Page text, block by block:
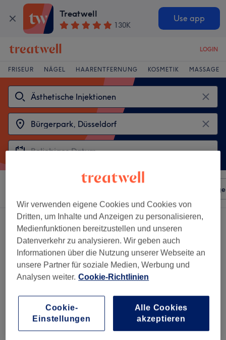
Treatwell
130K
Use app
LOGIN
FRISEUR NÄGEL HAARENTFERNUNG KOSMETIK MASSAGE
2 Salons die anbieten:
ästhetische injektionen in der Nähe von Bürgerpark, Düsseldorf
Wir verwenden eigene Cookies und Cookies von
Dritten, um Inhalte und Anzeigen zu personalisieren,
Medienfunktionen bereitzustellen und unseren
Datenverkehr zu analysieren. Wir geben auch
Informationen über die Nutzung unserer Webseite an
unsere Partner für soziale Medien, Werbung und
Analysen weiter. Cookie-Richtlinien
Cookie-
Einstellungen
Alle Cookies
akzeptieren